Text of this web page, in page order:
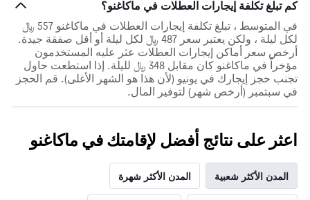
كم تبلغ تكلفة إيجارات العطلات في ماكاغنو؟
في المتوسط ، تبلغ تكلفة إيجارات العطلات في ماكاغنو 557 ﷼
لكل ليلة ، ولكن يعتبر سعر 487 ﷼ لكل ليلة أو أقل صفقة جيدة.
أرخص سعر أماكن إيجارات العطلات عثر عليه المستخدمون
مؤخراً في ماكاغنو كان مقابل 348 ﷼ لليلة. إذا استطعت حاول
تجنب حجز إيجارك في يونيو (لأن هذا هو الشهر الأغلى). قم الحجز
في سبتمبر (أرخص شهر) لتوفير المال.
اعثر على نتائج أفضل لإقامتك في ماكاغنو
المدن الأكثر شعبية المدن الأكثر شهرة